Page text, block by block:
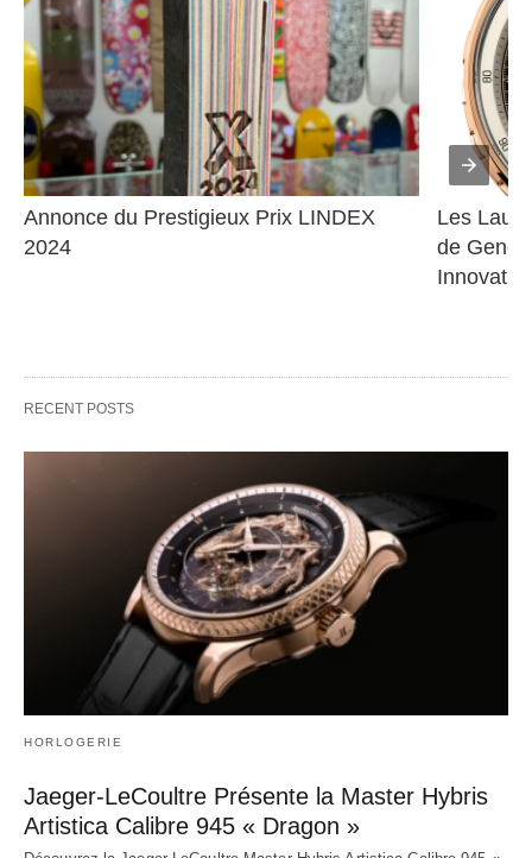
Annonce du Prestigieux Prix LINDEX
2024
Les
de
RECENT POSTS
HORLOGERIE
Jaeger-LeCoultre Présente la Master Hybris
Artistica Calibre 945 « Dragon »